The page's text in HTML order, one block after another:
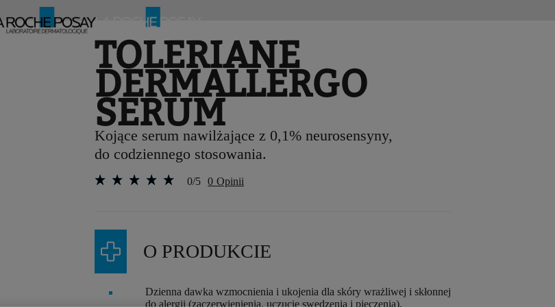
TOLERIANE
DERMALLERGO
SERUM
Kojące serum nawilżające z 0,1% neurosensyny,
do codziennego stosowania.
0/5 0 Opinii
O PRODUKCIE
Dzienna dawka wzmocnienia i ukojenia dla skóry wrażliwej i skłonnej
do alergii (zaczerwienienia, uczucie swędzenia i pieczenia).